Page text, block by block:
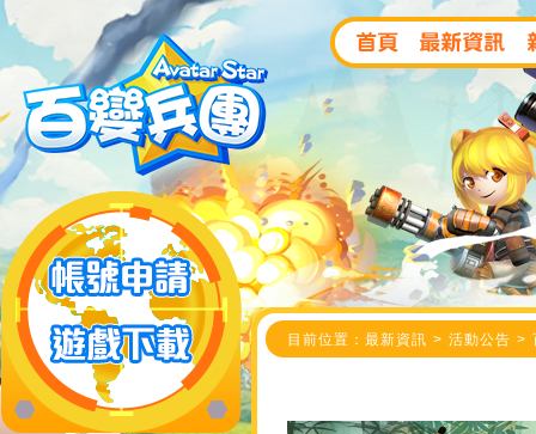
目前位置：最新資訊 > 活動公告 >